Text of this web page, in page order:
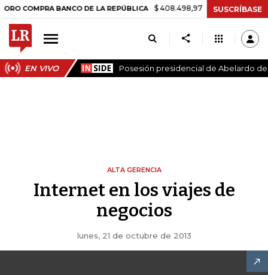
BANCO DE LA REPÚBLICA $ 408.498,97 +$ 8.753,81 +2,19%
SUSCRÍBASE
EN VIVO Posesión presidencial de Abelardo de
ALTA GERENCIA
Internet en los viajes de
negocios
lunes, 21 de octubre de 2013